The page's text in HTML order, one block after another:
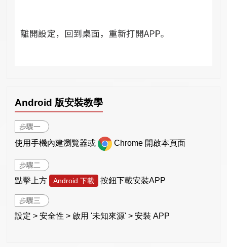
Android 版安裝教學
步驟一
使用手機內建瀏覽器或 Chrome 開啟本頁面
步驟二
點擊上方 Android 下載 按鈕下載安裝APP
步驟三
設定 > 安全性 > 啟用 '未知來源' > 安裝 APP